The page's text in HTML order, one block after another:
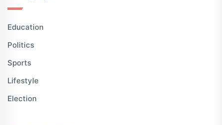
Education
Politics
Sports
Lifestyle
Election